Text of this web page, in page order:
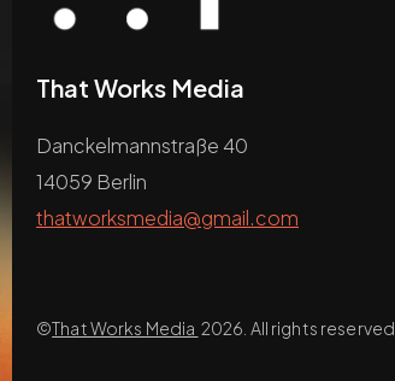
That Works Media
Danckelmannstraße 40
14059 Berlin
thatworksmedia@gmail.com
©That Works Media 2026. All rights reserved.